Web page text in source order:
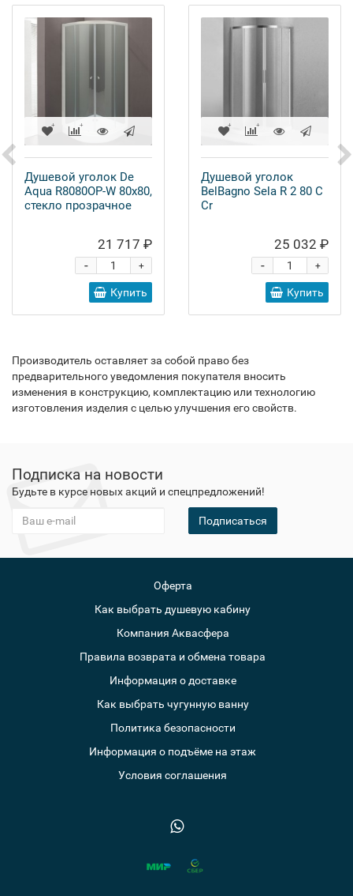
Душевой уголок De
Aqua R8080OP-W 80х80,
стекло прозрачное
21 717 ₽
+
-
Купить
Душевой уголок
BelBagno Sela R 2 80 C
Cr
25 032 ₽
+
-
Купить
Производитель оставляет за собой право без
предварительного уведомления покупателя вносить
изменения в конструкцию, комплектацию или технологию
изготовления изделия с целью улучшения его свойств.
Подписка на новости
Будьте в курсе новых акций и спецпредложений!
Подписаться
Оферта
Как выбрать душевую кабину
Компания Аквасфера
Правила возврата и обмена товара
Информация о доставке
Как выбрать чугунную ванну
Политика безопасности
Информация о подъёме на этаж
Условия соглашения